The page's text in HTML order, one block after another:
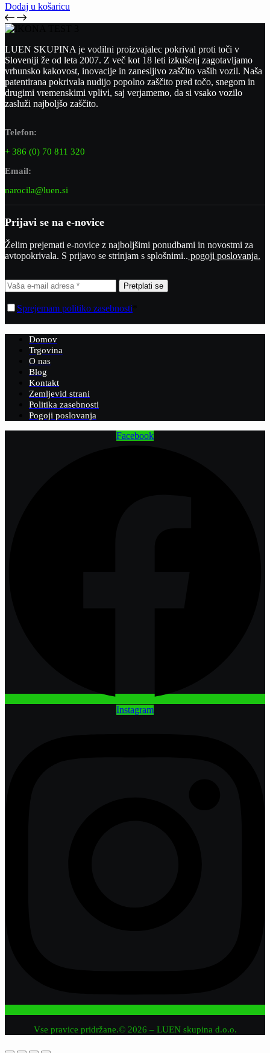
Dodaj u košaricu
LUEN SKUPINA je vodilni proizvajalec pokrival proti toči v
Sloveniji že od leta 2007. Z več kot 18 leti izkušenj zagotavljamo
vrhunsko kakovost, inovacije in zanesljivo zaščito vaših vozil. Naša
patentirana pokrivala nudijo popolno zaščito pred točo, snegom in
drugimi vremenskimi vplivi, saj verjamemo, da si vsako vozilo
zasluži najboljšo zaščito.
Telefon:
+ 386 (0) 70 811 320
Email:
narocila@luen.si
Prijavi se na e-novice
Želim prejemati e-novice z najboljšimi ponudbami in novostmi za
avtopokrivala. S prijavo se strinjam s splošnimi.. pogoji poslovanja.
Pretplati se
Sprejemam politiko zasebnosti
Domov
Trgovina
O nas
Blog
Kontakt
Zemljevid strani
Politika zasebnosti
Pogoji poslovanja
Facebook
Instagram
Vse pravice pridržane.© 2026 – LUEN skupina d.o.o.